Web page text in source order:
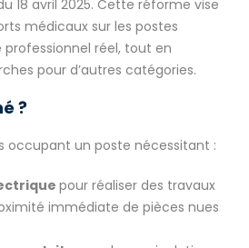
18 avril 2025. Cette réforme vise
médicaux sur les postes
réel, tout en
pour d’autres catégories.
?
occupant un poste nécessitant :
pour réaliser des travaux
immédiate de pièces nues